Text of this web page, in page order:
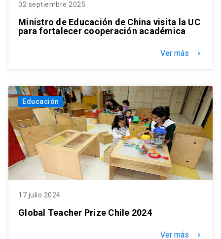
02 septiembre 2025
Ministro de Educación de China visita la UC
para fortalecer cooperación académica
Ver más keyboard_arrow_right
Educación
17 julio 2024
Global Teacher Prize Chile 2024
Ver más keyboard_arrow_right